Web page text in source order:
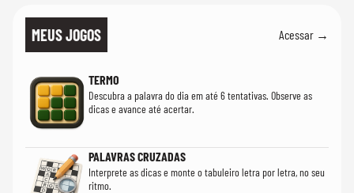
MEUS JOGOS Acessar →
TERMO
Descubra a palavra do dia em até 6 tentativas. Observe as
dicas e avance até acertar.
PALAVRAS CRUZADAS
Interprete as dicas e monte o tabuleiro letra por letra, no seu
ritmo.